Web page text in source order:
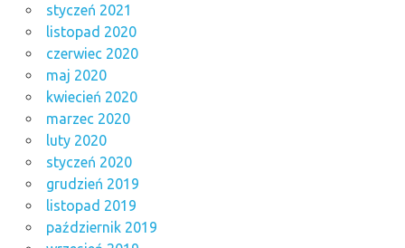
styczeń 2021
listopad 2020
czerwiec 2020
maj 2020
kwiecień 2020
marzec 2020
luty 2020
styczeń 2020
grudzień 2019
listopad 2019
październik 2019